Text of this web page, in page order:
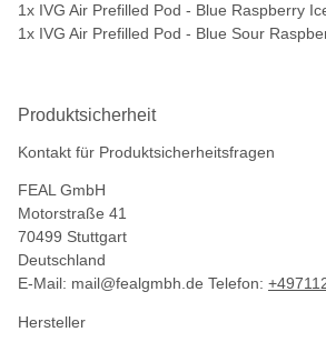
1x IVG Air Prefilled Pod - Blue Raspberry
1x IVG Air Prefilled Pod - Blue Sour
Produktsicherheit
Kontakt für Produktsicherheitsfragen
FEAL GmbH
Motorstraße 41
70499 Stuttgart
Deutschland
E-Mail: mail@fealgmbh.de Telefon:
Hersteller